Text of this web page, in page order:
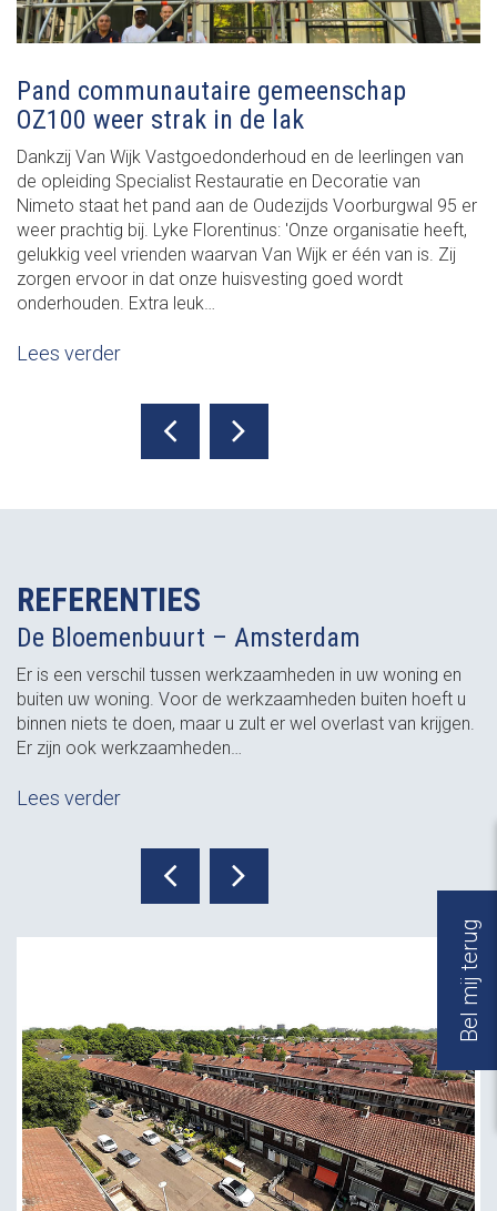
Bel mij terug
Pand communautaire gemeenschap
OZ100 weer strak in de lak
Dankzij Van Wijk Vastgoedonderhoud en de leerlingen van
de opleiding Specialist Restauratie en Decoratie van
Nimeto staat het pand aan de Oudezijds Voorburgwal 95 er
weer prachtig bij. Lyke Florentinus: 'Onze organisatie heeft,
gelukkig veel vrienden waarvan Van Wijk er één van is. Zij
zorgen ervoor in dat onze huisvesting goed wordt
onderhouden. Extra leuk…
Lees verder
REFERENTIES
De Bloemenbuurt – Amsterdam
Er is een verschil tussen werkzaamheden in uw woning en
buiten uw woning. Voor de werkzaamheden buiten hoeft u
binnen niets te doen, maar u zult er wel overlast van krijgen.
Er zijn ook werkzaamheden…
Lees verder